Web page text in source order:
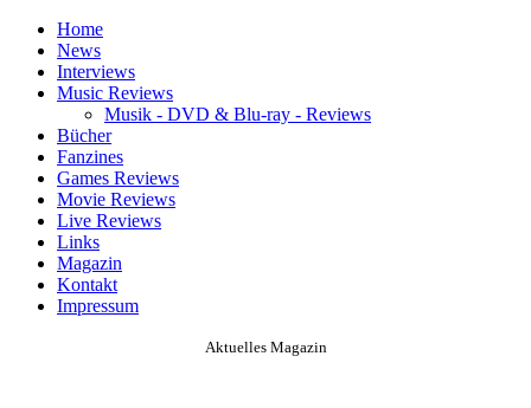
Home
News
Interviews
Music Reviews
Musik - DVD & Blu-ray - Reviews
Bücher
Fanzines
Games Reviews
Movie Reviews
Live Reviews
Links
Magazin
Kontakt
Impressum
Aktuelles Magazin